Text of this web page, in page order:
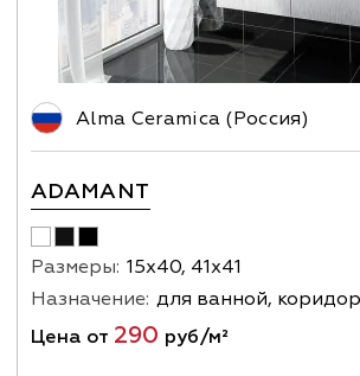
Alma Ceramica (Россия)
ADAMANT
Размеры: 15х40, 41х41
Назначение: для ванной,
Цена от 290 руб/м²